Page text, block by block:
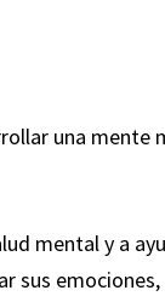
una mente
mental y a
sus